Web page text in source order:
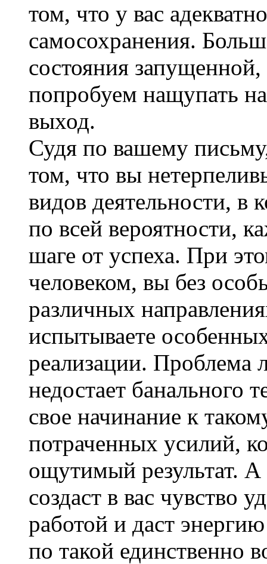
том, что у вас
самосохранения.
состояния
попробуем нащупать
выход.
Судя по вашему
том, что вы
видов деятельности, в
по всей вероятности,
шаге от успеха. При
человеком, вы без
различных
испытываете
реализации. Проблема
недостает банального
свое начинание к
потраченных усилий,
ощутимый результат. А
создаст в вас чувство
работой и даст
по такой единственно